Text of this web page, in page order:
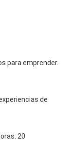
para emprender.
de
20